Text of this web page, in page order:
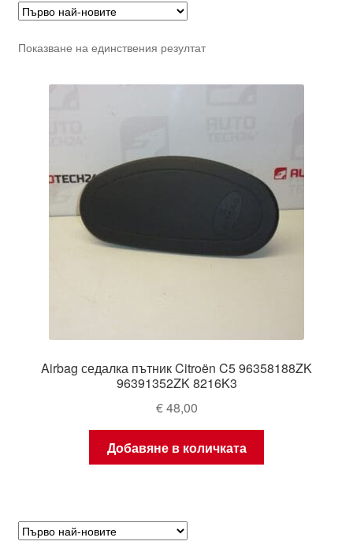
Показване на единствения резултат
Airbag седалка пътник Citroën C5 96358188ZK
96391352ZK 8216K3
€48,00
Добавяне в количката